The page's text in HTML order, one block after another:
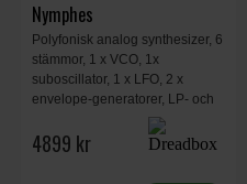
Nymphes
Polyfonisk analog synthesizer, 6
stämmor, 1 x VCO, 1x
suboscillator, 1 x LFO, 2 x
envelope-generatorer, LP- och
HP-filter per stämma, 6x olika
spellägen, digitalt reverb, MPE-
4899 kr